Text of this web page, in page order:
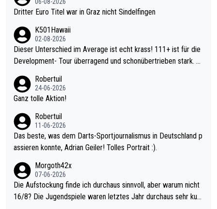
Dritter Euro Titel war in Graz nicht Sindelfingen
K501Hawaii
02-08-2026
Dieser Unterschied im Average ist echt krass! 111+ ist für die
Development- Tour überragend und schonübertrieben stark. U
mal 40+ erst recht. Da gewinnst keinen Blumentopf - ist ja noc
h krasser wie ein Pokalspiel eines Kreisligisten vs einem Bund
Robertuil
24-06-2026
Ganz tolle Aktion!
Robertuil
11-06-2026
Das beste, was dem Darts-Sportjournalismus in Deutschland p
assieren konnte, Adrian Geiler! Tolles Portrait :).
Morgoth42x
07-06-2026
Die Aufstockung finde ich durchaus sinnvoll, aber warum nicht
16/8? Die Jugendspiele waren letztes Jahr durchaus sehr kurz